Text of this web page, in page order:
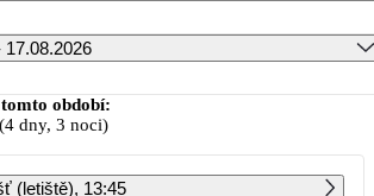
17.08.2026
Srpen 2026
ST ČT PÁ SO NE
období:
(4 dny, 3 noci)
(letiště), 13:45